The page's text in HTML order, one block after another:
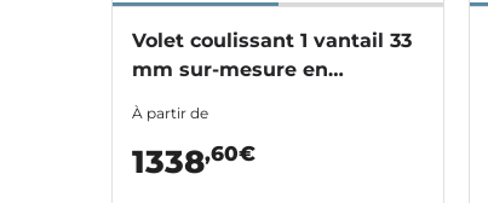
Volet coulissant 1 vantail 33
mm sur-mesure en
À partir de
1338,60€